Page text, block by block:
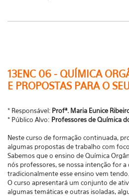
13ENC 06 - QUÍMICA
E PROPOSTAS PARA O
* Responsável: Profª. Maria Eunice
* Público Alvo: Professores de Química
Neste curso de formação continuada,
algumas propostas de trabalho com
Sabemos que o ensino de Química
nós professores, se nossa intenção for a
tradicionalmente esse ensino vem tendo.
O curso apresentará um conjunto de
algumas temáticas e outras isoladas,